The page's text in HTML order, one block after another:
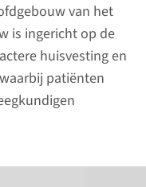
van het
is ingericht op de
huisvesting en
patiënten